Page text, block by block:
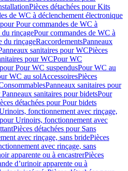
Pièces détachées pour Kits
de WC à déclenchement électronique
Pour commandes de WC à
du rinçagePour commandes de WC à
du rinçageRaccordementsPanneaux
sanitaires pour WCPièces
pour WCPour WC
Pour WC suspendusPour WC au
WC au solAccessoiresPièces
Panneaux sanitaires pour
sanitaires pour bidetsPour
détachées pour Pour bidets
fonctionnement avec rinçage,
Urinoirs, fonctionnement avec
Pièces détachées pour Sans
avec rinçage, sans bridePièces
avec rinçage, sans
apparente ou à encastrerPièces
d’urinoir apparente ou à